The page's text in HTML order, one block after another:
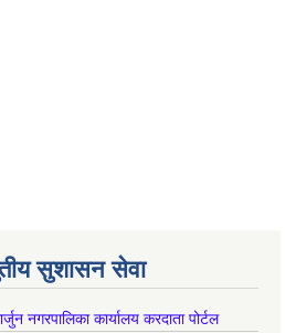
सुशासन सेवा
नगरपालिका कार्यालय करदाता पोर्टल